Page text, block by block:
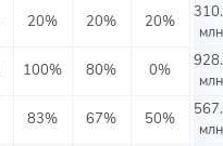
20% 20% 20%
100% 80% 0%
83% 67% 50%